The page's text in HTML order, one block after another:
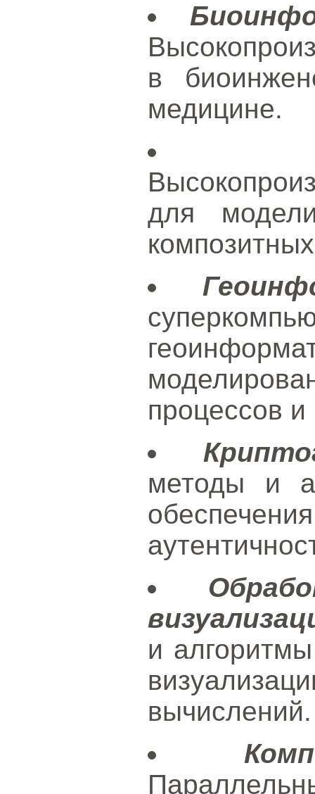
в
медицине.
для
процессов
методы и
и
вычислений.